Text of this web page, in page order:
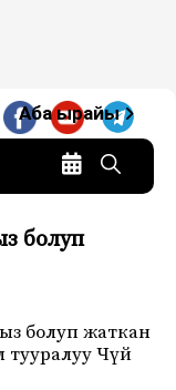
—
Аба ырайы
болуп
болуп жаткан
тууралуу Чүй